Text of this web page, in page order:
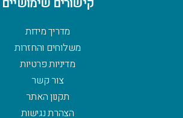
מדריך מידות
משלוחים והחזרות
מדיניות פרטיות
צור קשר
תקנון האתר
הצהרת נגישות